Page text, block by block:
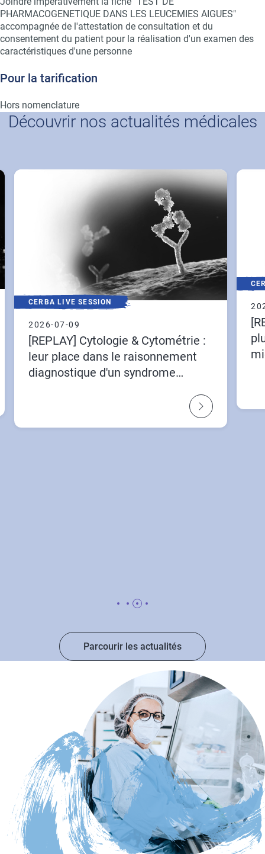
PHARMACOGENETIQUE DANS LES LEUCEMIES AIGUES"
accompagnée de l'attestation de consultation et du
consentement du patient pour la réalisation d'un examen des
caractéristiques d'une personne
Pour la tarification
Hors nomenclature
Découvrir nos actualités médicales
CERBA LIVE SESSION
2026-07-09
[REPLAY] Cytologie & Cytométrie :
leur place dans le raisonnement
diagnostique d'un syndrome
Parcourir les actualités